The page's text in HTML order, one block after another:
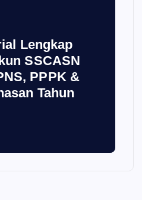
Lengkap
SSCASN
PPPK &
Tahun